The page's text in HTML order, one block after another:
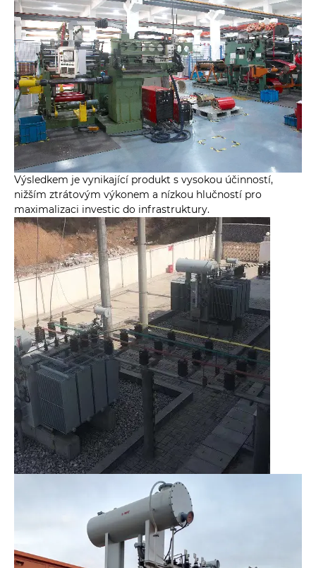
Výsledkem je vynikající produkt s vysokou účinností,
nižším ztrátovým výkonem a nízkou hlučností pro
maximalizaci investic do infrastruktury.